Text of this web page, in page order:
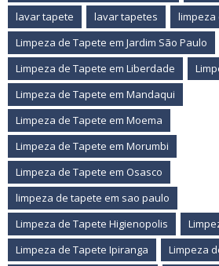
lavar tapete
lavar tapetes
limpeza
Limpeza de Tapete em Jardim São Paulo
Limpeza de Tapete em Liberdade
Limpeza de Tapete em Mandaqui
Limpeza de Tapete em Moema
Limpeza de Tapete em Morumbi
Limpeza de Tapete em Osasco
limpeza de tapete em sao paulo
Limpeza de Tapete Higienopolis
Limpeza de Tapete Ipiranga
Limpeza